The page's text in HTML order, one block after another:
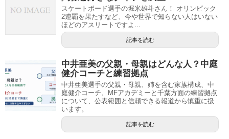
スケートボード選手の堀米雄斗さん！ オリンピック
2連覇を果たすなど、今や世界で知らない人はいない
ほどのアスリートですよ...
記事を読む
中井亜美の父親・母親はどんな人？中庭
健介コーチと練習拠点
中井亜美選手の父親・母親、姉を含む家族構成、中
庭健介コーチ、MFアカデミーと千葉方面の練習拠点
について、公表範囲と信頼できる報道から慎重に扱
います。
記事を読む